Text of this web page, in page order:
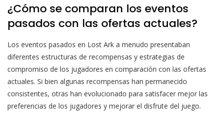
¿Cómo se comparan los eventos
pasados con las ofertas actuales?
Los eventos pasados en Lost Ark a menudo presentaban
diferentes estructuras de recompensas y estrategias de
compromiso de los jugadores en comparación con las ofertas
actuales. Si bien algunas recompensas han permanecido
consistentes, otras han evolucionado para satisfacer mejor las
preferencias de los jugadores y mejorar el disfrute del juego.